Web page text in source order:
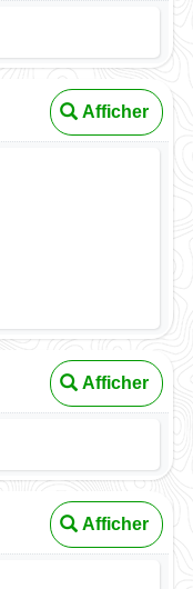
Afficher
Afficher
Afficher